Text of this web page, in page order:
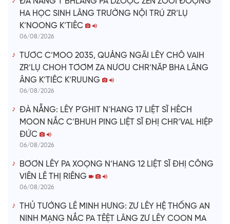
HA HỌC SINH LÂNG TRƯỜNG NỘI TRÚ ZR’LỤ
K’NOONG K’TIÊC
06/08/2026
TƯƠC C’MOO 2035, QUẢNG NGÃI LÊY CHÔ VAIH
ZR’LỤ CHOH TƠƠM ZA NƯƠU CHR’NĂP BHA LÂNG
ÂNG K’TIÊC K’RUUNG
06/08/2026
ĐÀ NẴNG: LÊY P'GHIT N’HANG 17 LIỆT SĨ HÊCH
MOON NẮC C’BHUH PING LIỆT SĨ ĐHỊ CHR’VAL HIỆP
ĐỨC
06/08/2026
BƠƠN LÊY PA XOỌNG N’HANG 12 LIỆT SĨ ĐHỊ CÔNG
VIÊN LÊ THỊ RIÊNG
06/08/2026
THỦ TƯỚNG LÊ MINH HƯNG: ZƯ LÊY HỆ THỐNG AN
NINH MẠNG NẮC PA TÊỆT LÂNG ZƯ LÊY COON MA